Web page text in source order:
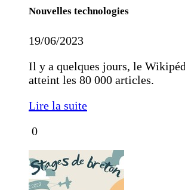
Nouvelles technologies
19/06/2023
Il y a quelques jours, le
atteint les 80 000 articles.
Lire la suite
0